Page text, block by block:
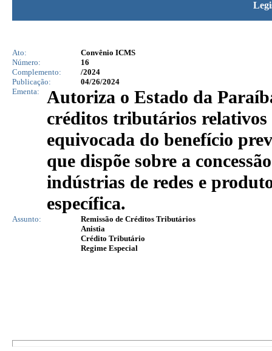
Ato:
Convênio ICMS
Número:
16
Complemento:
/2024
Publicação:
04/26/2024
Ementa:
Autoriza o Estado da
créditos tributários
equivocada do benefício
que dispõe sobre a
indústrias de redes e
específica.
Assunto:
Remissão de Créditos Tributários
Anistia
Crédito Tributário
Regime Especial